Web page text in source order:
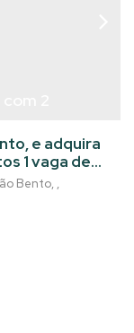
Bento ,
e adquira
1 vaga de
este imóvel
aluguel, ou